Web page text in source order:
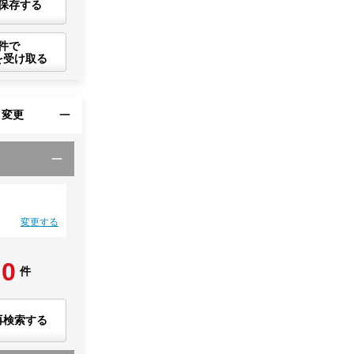
存する
で
受け取る
更
変更する
0 件
検索する